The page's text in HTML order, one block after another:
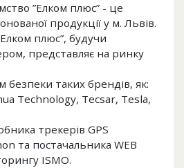
”Елком плюс” - це
продукції у м. Львів.
плюс”, будучи
представляє на ринку
безпеки таких брендів, як:
Technology, Tecsar, Tesla,
трекерів GPS
та постачальника WEB
ISMO.